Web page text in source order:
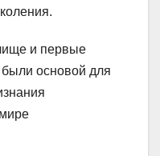
и первые
были основой для